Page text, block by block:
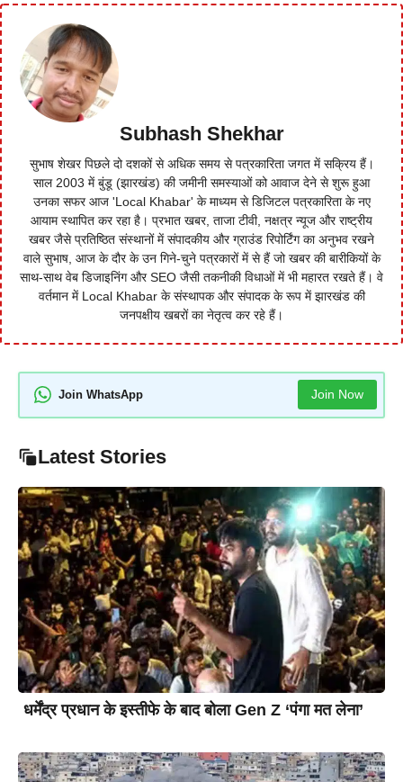
Subhash Shekhar
सुभाष शेखर पिछले दो दशकों से अधिक समय से पत्रकारिता जगत में सक्रिय हैं।
साल 2003 में बुंडू (झारखंड) की जमीनी समस्याओं को आवाज देने से शुरू हुआ
उनका सफर आज 'Local Khabar' के माध्यम से डिजिटल पत्रकारिता के नए
आयाम स्थापित कर रहा है। प्रभात खबर, ताजा टीवी, नक्षत्र न्यूज और राष्ट्रीय
खबर जैसे प्रतिष्ठित संस्थानों में संपादकीय और ग्राउंड रिपोर्टिंग का अनुभव रखने
वाले सुभाष, आज के दौर के उन गिने-चुने पत्रकारों में से हैं जो खबर की बारीकियों के
साथ-साथ वेब डिजाइनिंग और SEO जैसी तकनीकी विधाओं में भी महारत रखते हैं। वे
वर्तमान में Local Khabar के संस्थापक और संपादक के रूप में झारखंड की
जनपक्षीय खबरों का नेतृत्व कर रहे हैं।
Join WhatsApp Join Now
Latest Stories
धर्मेंद्र प्रधान के इस्तीफे के बाद बोला Gen Z ‘पंगा मत लेना’